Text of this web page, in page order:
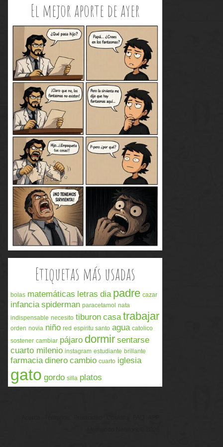
El mejor aporte de ayer
Etiquetas más usadas
bolas matemáticas letras dia padre cazar
infancia spiderman paracetamol nata
indispensable necesito tiburon casa trabajar
orden novia niño red espiritu santo agua catolico
sostener cambiar pájaro dormir sentarse
cuarto milenio instagram estudiante brillante
farmacia dinero cambio cuarto iglesia
gato gordo silla platos